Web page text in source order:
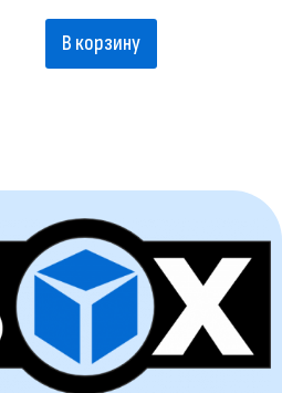
В корзину